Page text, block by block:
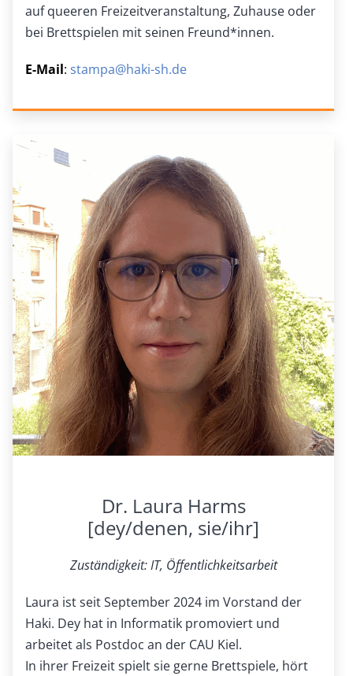
auf queeren Freizeitveranstaltung, Zuhause oder
bei Brettspielen mit seinen Freund*innen.
E-Mail: stampa@haki-sh.de
Dr. Laura Harms
[dey/denen, sie/ihr]
Zuständigkeit: IT, Öffentlichkeitsarbeit
Laura ist seit September 2024 im Vorstand der
Haki. Dey hat in Informatik promoviert und
arbeitet als Postdoc an der CAU Kiel.
In ihrer Freizeit spielt sie gerne Brettspiele, hört